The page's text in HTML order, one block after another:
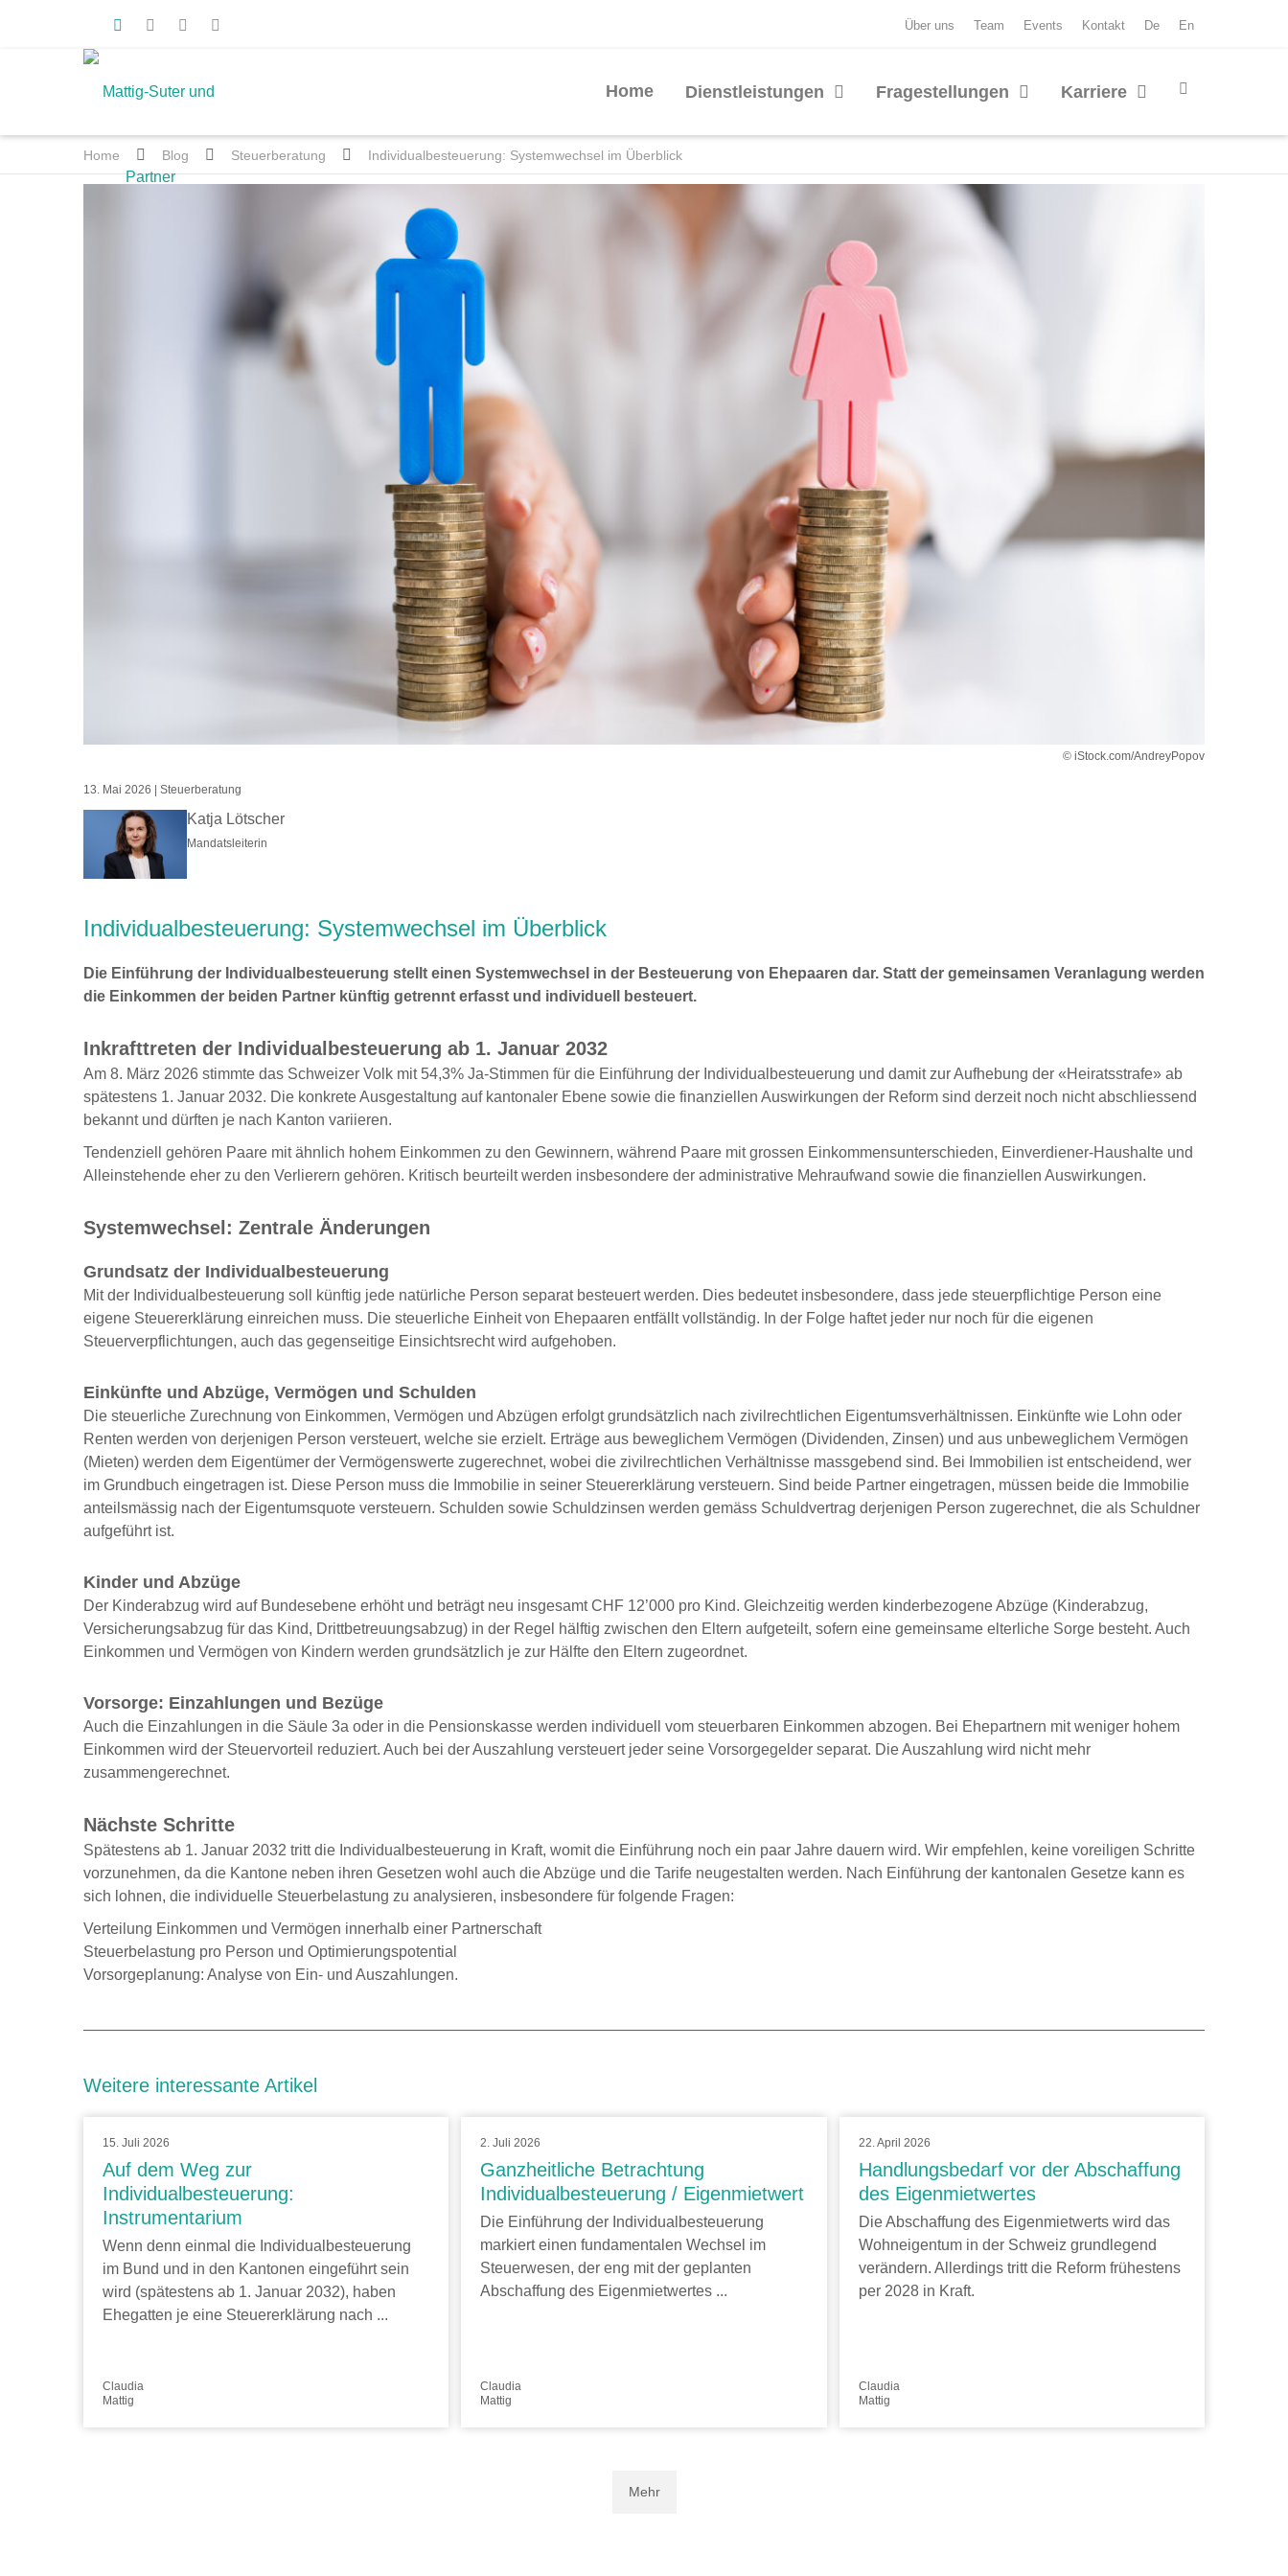
Über uns Team Events Kontakt De En
Home Dienstleistungen Fragestellungen Karriere
Home Blog Steuerberatung Individualbesteuerung: Systemwechsel im Überblick
© iStock.com/AndreyPopov
13. Mai 2026 Steuerberatung
Katja Lötscher
Mandatsleiterin
Individualbesteuerung: Systemwechsel im Überblick
Die Einführung der Individualbesteuerung stellt einen Systemwechsel in der Besteuerung von Ehepaaren dar. Statt der gemeinsamen Veranlagung werden
die Einkommen der beiden Partner künftig getrennt erfasst und individuell besteuert.
Inkrafttreten der Individualbesteuerung ab 1. Januar 2032
Am 8. März 2026 stimmte das Schweizer Volk mit 54,3% Ja-Stimmen für die Einführung der Individualbesteuerung und damit zur Aufhebung der «Heiratsstrafe» ab
spätestens 1. Januar 2032. Die konkrete Ausgestaltung auf kantonaler Ebene sowie die finanziellen Auswirkungen der Reform sind derzeit noch nicht abschliessend
bekannt und dürften je nach Kanton variieren.
Tendenziell gehören Paare mit ähnlich hohem Einkommen zu den Gewinnern, während Paare mit grossen Einkommensunterschieden, Einverdiener-Haushalte und
Alleinstehende eher zu den Verlierern gehören. Kritisch beurteilt werden insbesondere der administrative Mehraufwand sowie die finanziellen Auswirkungen.
Systemwechsel: Zentrale Änderungen
Grundsatz der Individualbesteuerung
Mit der Individualbesteuerung soll künftig jede natürliche Person separat besteuert werden. Dies bedeutet insbesondere, dass jede steuerpflichtige Person eine
eigene Steuererklärung einreichen muss. Die steuerliche Einheit von Ehepaaren entfällt vollständig. In der Folge haftet jeder nur noch für die eigenen
Steuerverpflichtungen, auch das gegenseitige Einsichtsrecht wird aufgehoben.
Einkünfte und Abzüge, Vermögen und Schulden
Die steuerliche Zurechnung von Einkommen, Vermögen und Abzügen erfolgt grundsätzlich nach zivilrechtlichen Eigentumsverhältnissen. Einkünfte wie Lohn oder
Renten werden von derjenigen Person versteuert, welche sie erzielt. Erträge aus beweglichem Vermögen (Dividenden, Zinsen) und aus unbeweglichem Vermögen
(Mieten) werden dem Eigentümer der Vermögenswerte zugerechnet, wobei die zivilrechtlichen Verhältnisse massgebend sind. Bei Immobilien ist entscheidend, wer
im Grundbuch eingetragen ist. Diese Person muss die Immobilie in seiner Steuererklärung versteuern. Sind beide Partner eingetragen, müssen beide die Immobilie
anteilsmässig nach der Eigentumsquote versteuern. Schulden sowie Schuldzinsen werden gemäss Schuldvertrag derjenigen Person zugerechnet, die als Schuldner
aufgeführt ist.
Kinder und Abzüge
Der Kinderabzug wird auf Bundesebene erhöht und beträgt neu insgesamt CHF 12’000 pro Kind. Gleichzeitig werden kinderbezogene Abzüge (Kinderabzug,
Versicherungsabzug für das Kind, Drittbetreuungsabzug) in der Regel hälftig zwischen den Eltern aufgeteilt, sofern eine gemeinsame elterliche Sorge besteht. Auch
Einkommen und Vermögen von Kindern werden grundsätzlich je zur Hälfte den Eltern zugeordnet.
Vorsorge: Einzahlungen und Bezüge
Auch die Einzahlungen in die Säule 3a oder in die Pensionskasse werden individuell vom steuerbaren Einkommen abzogen. Bei Ehepartnern mit weniger hohem
Einkommen wird der Steuervorteil reduziert. Auch bei der Auszahlung versteuert jeder seine Vorsorgegelder separat. Die Auszahlung wird nicht mehr
zusammengerechnet.
Nächste Schritte
Spätestens ab 1. Januar 2032 tritt die Individualbesteuerung in Kraft, womit die Einführung noch ein paar Jahre dauern wird. Wir empfehlen, keine voreiligen Schritte
vorzunehmen, da die Kantone neben ihren Gesetzen wohl auch die Abzüge und die Tarife neugestalten werden. Nach Einführung der kantonalen Gesetze kann es
sich lohnen, die individuelle Steuerbelastung zu analysieren, insbesondere für folgende Fragen:
Verteilung Einkommen und Vermögen innerhalb einer Partnerschaft
Steuerbelastung pro Person und Optimierungspotential
Vorsorgeplanung: Analyse von Ein- und Auszahlungen.
Weitere interessante Artikel
15. Juli 2026
Auf dem Weg zur
Individualbesteuerung:
Instrumentarium
Wenn denn einmal die Individualbesteuerung
im Bund und in den Kantonen eingeführt sein
wird (spätestens ab 1. Januar 2032), haben
Ehegatten je eine Steuererklärung nach ...
Claudia
Mattig
2. Juli 2026
Ganzheitliche Betrachtung
Individualbesteuerung / Eigenmietwert
Die Einführung der Individualbesteuerung
markiert einen fundamentalen Wechsel im
Steuerwesen, der eng mit der geplanten
Abschaffung des Eigenmietwertes ...
Claudia
Mattig
22. April 2026
Handlungsbedarf vor der Abschaffung
des Eigenmietwertes
Die Abschaffung des Eigenmietwerts wird das
Wohneigentum in der Schweiz grundlegend
verändern. Allerdings tritt die Reform frühestens
per 2028 in Kraft.
Claudia
Mattig
Mehr